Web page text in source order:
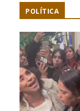
POLÍTICA